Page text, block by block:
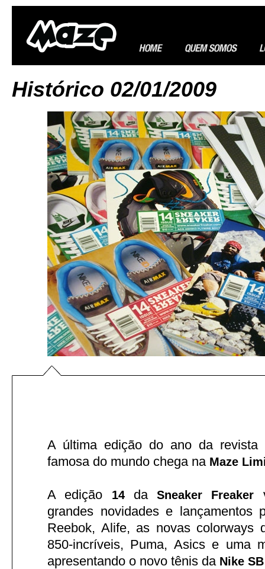
Histórico 02/01/2009
A última edição do ano da revista
famosa do mundo chega na Maze
A edição 14da Sneaker Freaker
grandes novidades e lançamentos
Reebok, Alife, as novas colorways
850-incríveis, Puma, Asics e uma
apresentando o novo tênis da Nike SB